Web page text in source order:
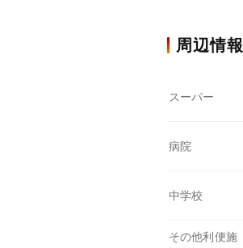
周辺情報
スーパー
病院
中学校
その他利便施